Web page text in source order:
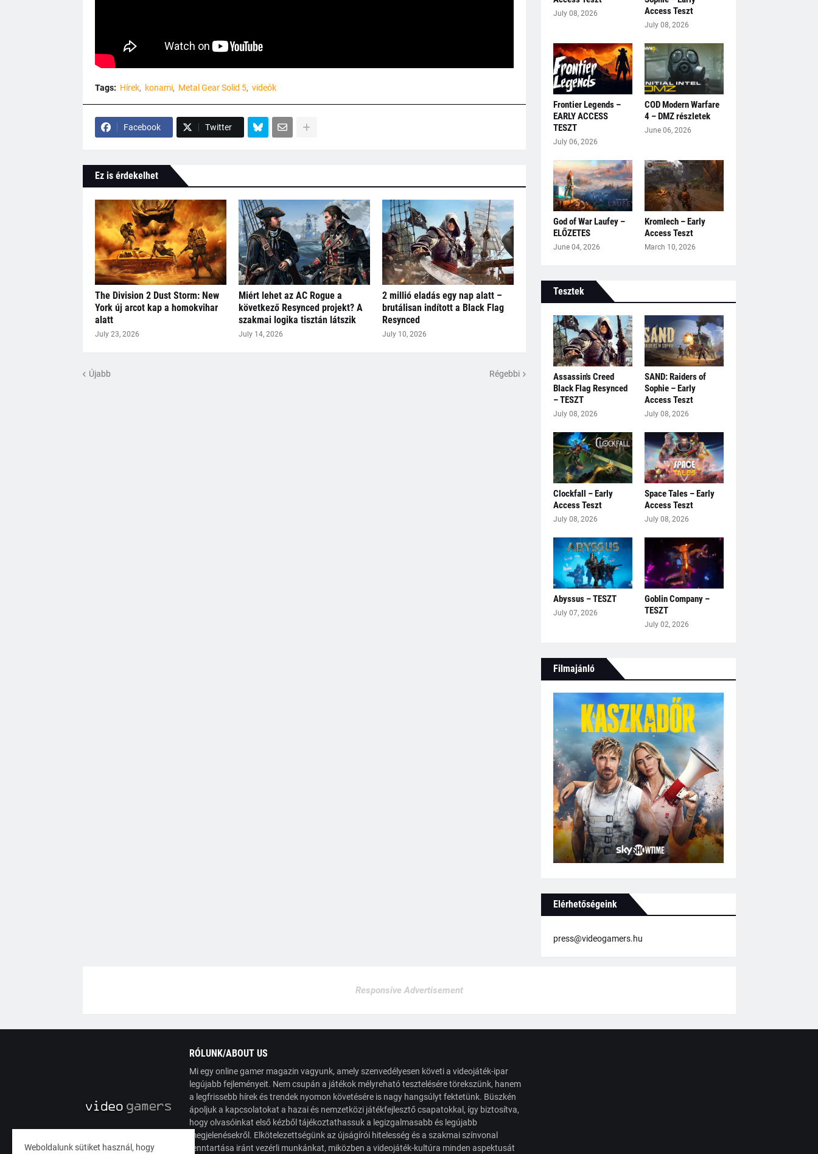
Tags: Hírek konami Metal Gear Solid 5 videók
Facebook Twitter
Ez is érdekelhet
The Division 2 Dust Storm: New
York új arcot kap a homokvihar
alatt
July 23, 2026
Miért lehet az AC Rogue a
következő Resynced projekt? A
szakmai logika tisztán látszik
July 14, 2026
2 millió eladás egy nap alatt –
brutálisan indított a Black Flag
Resynced
July 10, 2026
Újabb Régebbi
July 08, 2026
Access Teszt
July 08, 2026
Frontier Legends –
EARLY ACCESS
TESZT
July 06, 2026
COD Modern Warfare
4 – DMZ részletek
June 06, 2026
God of War Laufey –
ELŐZETES
June 04, 2026
Kromlech – Early
Access Teszt
March 10, 2026
Tesztek
Assassin's Creed
Black Flag Resynced
– TESZT
July 08, 2026
SAND: Raiders of
Sophie – Early
Access Teszt
July 08, 2026
Clockfall – Early
Access Teszt
July 08, 2026
Space Tales – Early
Access Teszt
July 08, 2026
Abyssus – TESZT
July 07, 2026
Goblin Company –
TESZT
July 02, 2026
Filmajánló
Elérhetőségeink
press@videogamers.hu
Responsive Advertisement
RÓLUNK/ABOUT US
Mi egy online gamer magazin vagyunk, amely szenvedélyesen követi a videojáték-ipar
legújabb fejleményeit. Nem csupán a játékok mélyreható tesztelésére törekszünk, hanem
a legfrissebb hírek és trendek nyomon követésére is nagy hangsúlyt fektetünk. Büszkén
ápoljuk a kapcsolatokat a hazai és nemzetközi játékfejlesztő csapatokkal, így biztosítva,
hogy olvasóinkat első kézből tájékoztathassuk a legizgalmasabb és legújabb
megjelenésekről. Elkötelezettségünk az újságírói hitelesség és a szakmai színvonal
fenntartása iránt vezérli munkánkat, miközben a videojáték-kultúra minden aspektusát
Weboldalunk sütiket használ, hogy